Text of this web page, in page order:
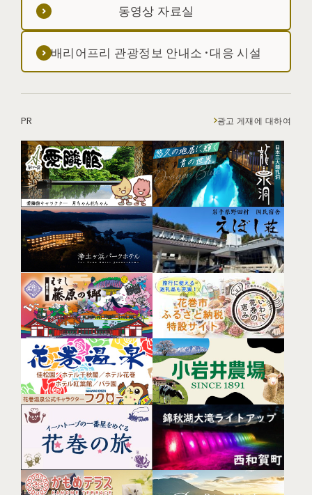
동영상 자료실
배리어프리 관광정보 안내소·대응 시설
PR 광고 게재에 대하여